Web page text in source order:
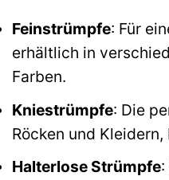
Feinstrümpfe: Für
erhältlich in
Farben.
Kniestrümpfe: Die
Röcken und
Halterlose Strümpfe